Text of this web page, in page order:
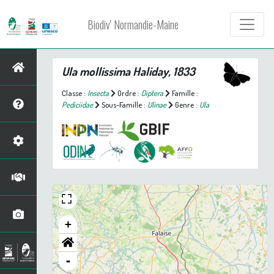
Biodiv' Normandie-Maine
Ula mollissimaHaliday, 1833
Classe : Insecta Ordre : Diptera
Famille :
Pediciidae
Sous-Famille : Ulinae Genre : Ula
+
-